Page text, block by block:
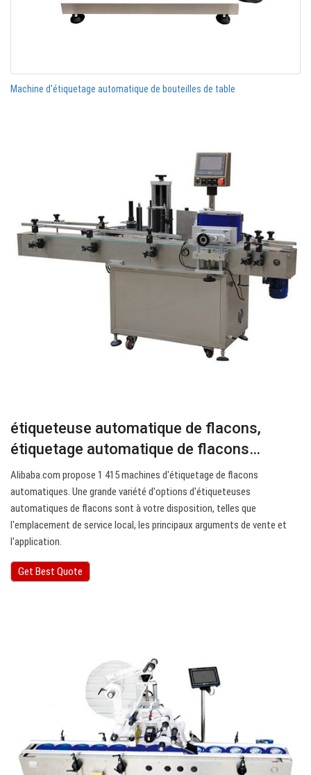
Machine d'étiquetage automatique de bouteilles de table
étiqueteuse automatique de flacons,
étiquetage automatique de flacons…
Alibaba.com propose 1 415 machines d'étiquetage de flacons
automatiques. Une grande variété d'options d'étiqueteuses
automatiques de flacons sont à votre disposition, telles que
l'emplacement de service local, les principaux arguments de vente et
l'application.
Get Best Quote